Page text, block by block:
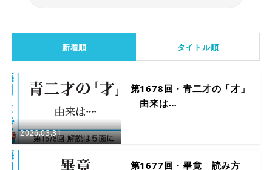
新着順 タイトル順
2026.03.31
第1678回・青二才の「才」
由来は…
第1677回・畢竟 読み方